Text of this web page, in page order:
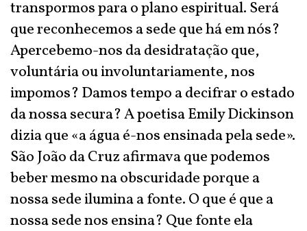
transpormos para o plano espiritual. Será
que reconhecemos a sede que há em nós?
Apercebemo-nos da desidratação que,
voluntária ou involuntariamente, nos
impomos? Damos tempo a decifrar o estado
da nossa secura? A poetisa Emily Dickinson
dizia que «a água é-nos ensinada pela sede».
São João da Cruz afirmava que podemos
beber mesmo na obscuridade porque a
nossa sede ilumina a fonte. O que é que a
nossa sede nos ensina? Que fonte ela